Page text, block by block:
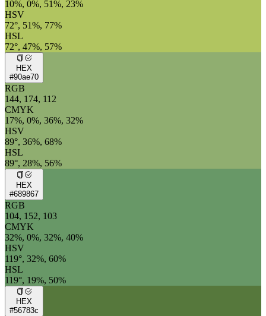
10%, 0%, 51%, 23%
HSV
72°, 51%, 77%
HSL
72°, 47%, 57%
HEX
#90ae70
RGB
144, 174, 112
CMYK
17%, 0%, 36%, 32%
HSV
89°, 36%, 68%
HSL
89°, 28%, 56%
HEX
#689867
RGB
104, 152, 103
CMYK
32%, 0%, 32%, 40%
HSV
119°, 32%, 60%
HSL
119°, 19%, 50%
HEX
#56783c